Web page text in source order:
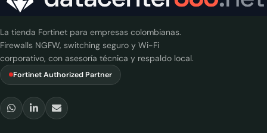
La tienda Fortinet para empresas colombianas.
Firewalls NGFW, switching seguro y Wi-Fi
corporativo, con asesoría técnica y respaldo local.
Fortinet Authorized Partner